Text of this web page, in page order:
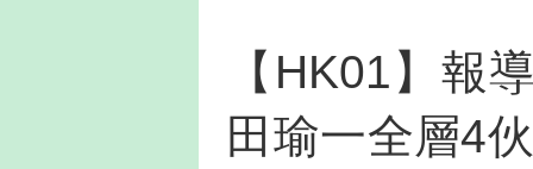
【HK01】報
田瑜一全層4